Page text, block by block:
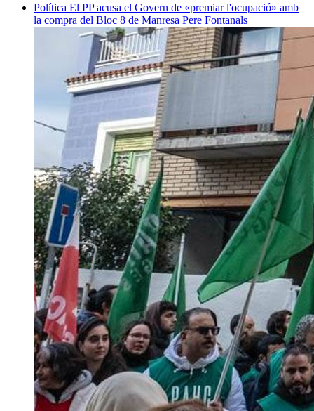
Política El PP acusa el Govern de «premiar l'ocupació» amb
la compra del Bloc 8 de Manresa Pere Fontanals